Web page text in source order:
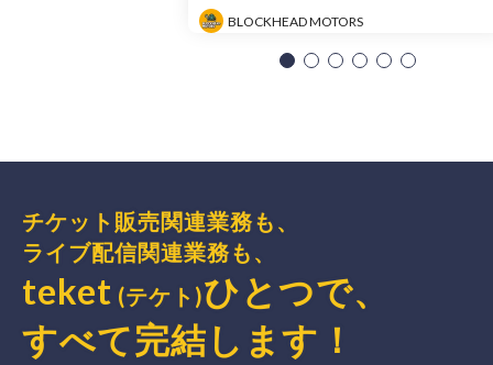
BLOCKHEAD MOTORS
チケット販売関連業務も、
ライブ配信関連業務も、
teket (テケト)ひとつで、
すべて完結 します ！